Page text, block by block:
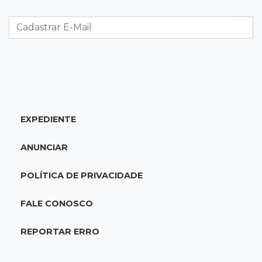
acidente com F-1000 na Av. Heráclito
18:28Concurso 3.042
acumulado em R$ 165 milhões
18:05Energia renovável
Produção de biodiesel cresce 32% em MS e
EXPEDIENTE
ANUNCIAR
POLÍTICA DE PRIVACIDADE
FALE CONOSCO
REPORTAR ERRO